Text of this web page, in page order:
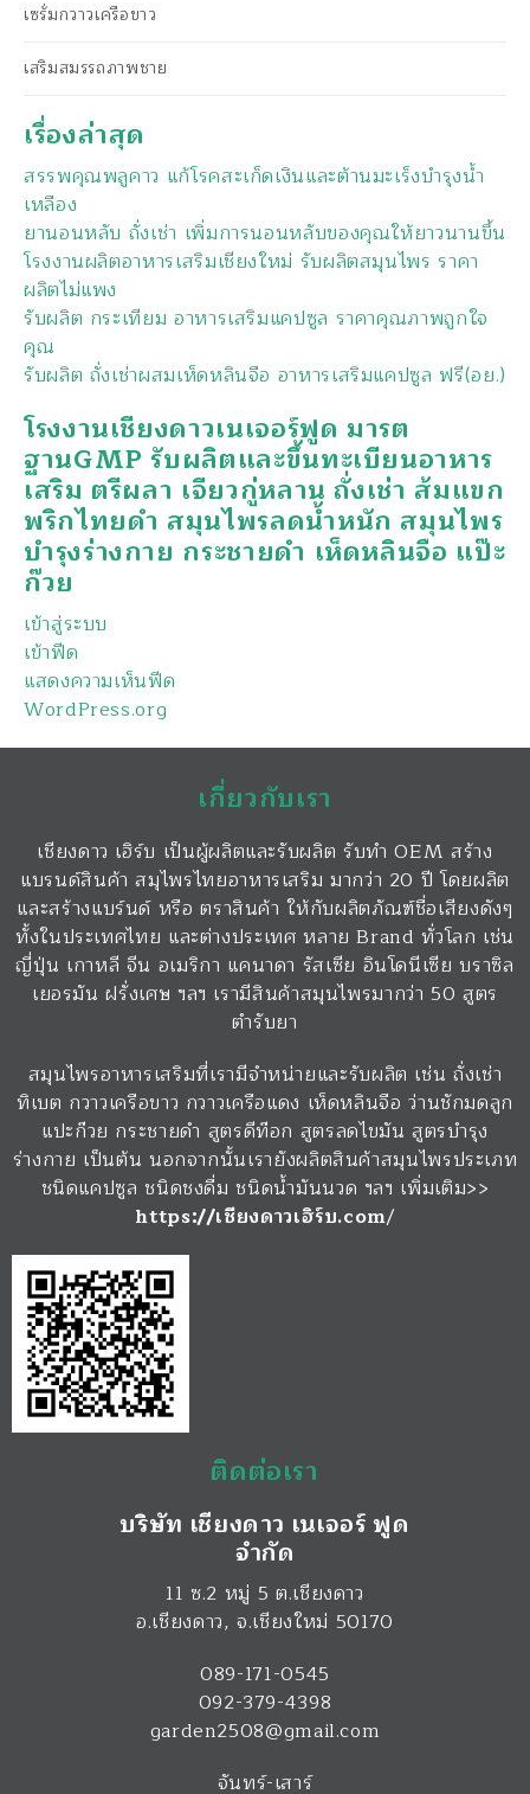
เซรั่มกวาวเครือขาว
เสริมสมรรถภาพชาย
เรื่องล่าสุด
สรรพคุณพลูคาว แก้โรคสะเก็ดเงินและต้านมะเร็งบำรุงน้ำ
เหลือง
ยานอนหลับ ถั่งเช่า เพิ่มการนอนหลับของคุณให้ยาวนานขึ้น
โรงงานผลิตอาหารเสริมเชียงใหม่ รับผลิตสมุนไพร ราคา
ผลิตไม่แพง
รับผลิต กระเทียม อาหารเสริมแคปซูล ราคาคุณภาพถูกใจ
คุณ
รับผลิต ถั่งเช่าผสมเห็ดหลินจือ อาหารเสริมแคปซูล ฟรี(อย.)
โรงงานเชียงดาวเนเจอร์ฟูด มารต
ฐานGMP รับผลิตและขึ้นทะเบียนอาหาร
เสริม ตรีผลา เจียวกู่หลาน ถั่งเช่า ส้มแขก
พริกไทยดำ สมุนไพรลดน้ำหนัก สมุนไพร
บำรุงร่างกาย กระชายดำ เห็ดหลินจือ แป๊ะ
ก๊วย
เข้าสู่ระบบ
เข้าฟีด
แสดงความเห็นฟีด
WordPress.org
เกี่ยวกับเรา
เชียงดาว เฮิร์บ เป็นผู้ผลิตและรับผลิต รับทำ OEM สร้าง
แบรนด์สินค้า สมุไพรไทยอาหารเสริม มากว่า 20 ปี โดยผลิต
และสร้างแบร์นด์ หรือ ตราสินค้า ให้กับผลิตภัณฑ์ชื่อเสียงดังๆ
ทั้งในประเทศไทย และต่างประเทศ หลาย Brand ทั่วโลก เช่น
ญี่ปุ่น เกาหลี จีน อเมริกา แคนาดา รัสเซีย อินโดนีเซีย บราซิล
เยอรมัน ฝรั่งเศษ ฯลฯ เรามีสินค้าสมุนไพรมากว่า 50 สูตร
ตำรับยา
สมุนไพรอาหารเสริมที่เรามีจำหน่ายและรับผลิต เช่น ถั่งเช่า
ทิเบต กวาวเครือขาว กวาวเครือแดง เห็ดหลินจือ ว่านชักมดลูก
แปะก๊วย กระชายดำ สูตรดีท๊อก สูตรลดไขมัน สูตรบำรุง
ร่างกาย เป็นต้น นอกจากนั้นเรายังผลิตสินค้าสมุนไพรประเภท
ชนิดแคปซูล ชนิดชงดื่ม ชนิดน้ำมันนวด ฯลฯ เพิ่มเติม>>
https://เชียงดาวเฮิร์บ.com/
ติดต่อเรา
บริษัท เชียงดาว เนเจอร์ ฟูด
จำกัด
11 ซ.2 หมู่ 5 ต.เชียงดาว
อ.เชียงดาว, จ.เชียงใหม่ 50170
089-171-0545
092-379-4398
garden2508@gmail.com
จันทร์-เสาร์